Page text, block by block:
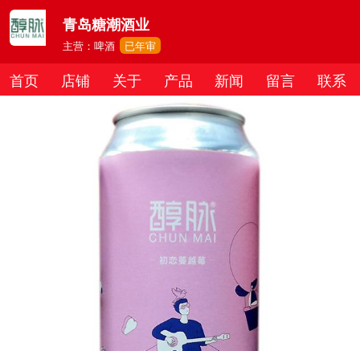
青岛糖潮酒业
主营：啤酒 已年审
首页 店铺 关于 产品 新闻 留言 联系